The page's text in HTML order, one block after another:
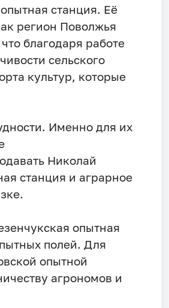
станция. Её
регион Поволжья
благодаря работе
сельского
культур, которые
Именно для их
Николай
станция и аграрное
опытная
полей. Для
опытной
агрономов и